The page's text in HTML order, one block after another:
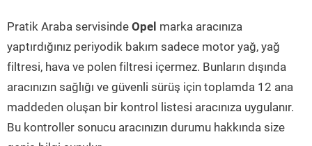
Pratik Araba servisinde Opel marka aracınıza
yaptırdığınız periyodik bakım sadece motor yağ, yağ
filtresi, hava ve polen filtresi içermez. Bunların dışında
aracınızın sağlığı ve güvenli sürüş için toplamda 12 ana
maddeden oluşan bir kontrol listesi aracınıza uygulanır.
Bu kontroller sonucu aracınızın durumu hakkında size